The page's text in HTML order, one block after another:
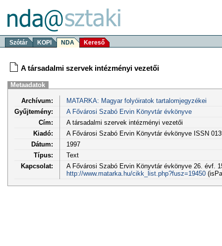
Szótár KOPI NDA Kereső
A társadalmi szervek intézményi vezetői
Metaadatok
Archívum:
MATARKA: Magyar folyóiratok tartalomjegyzékei
Gyűjtemény:
A Fővárosi Szabó Ervin Könyvtár évkönyve
Cím:
A társadalmi szervek intézményi vezetői
Kiadó:
A Fővárosi Szabó Ervin Könyvtár évkönyve ISSN
Dátum:
1997
Típus:
Text
Kapcsolat:
A Fővárosi Szabó Ervin Könyvtár évkönyve 26. évf.
http://www.matarka.hu/cikk_list.php?fusz=19450